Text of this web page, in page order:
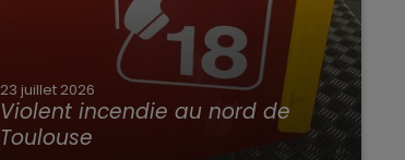
23 juillet 2026
Violent incendie au nord de
Toulouse